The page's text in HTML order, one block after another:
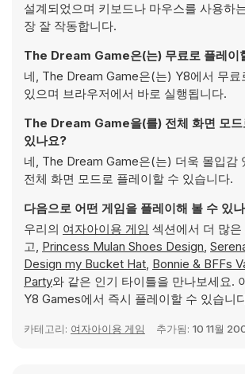
설계되었으며 키보드나 마우스를 사용하
장 잘 작동합니다.
The Dream Game은(는) 무료로 플레이
네, The Dream Game은(는) Y8에서 무료
있으며 브라우저에서 바로 실행됩니다.
The Dream Game을(를) 전체 화면 모드
있나요?
네, The Dream Game은(는) 더욱 몰입감
전체 화면 모드로 플레이할 수 있습니다.
다음으로 어떤 게임을 플레이해 볼 수 있
우리의 여자아이용 게임 섹션에서 더 많
고, Princess Mulan Shoes Design,
Design my Bucket Hat, Bonnie & BFFs
Party와 같은 인기 타이틀을 만나보세요.
Y8 Games에서 즉시 플레이할 수 있습니
카테고리: 여자아이용 게임 추가됨: 10 11월